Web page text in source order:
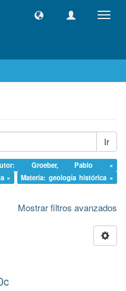
Ir
Groeber, Pablo ×
×
Materia: geología histórica ×
Mostrar filtros avanzados